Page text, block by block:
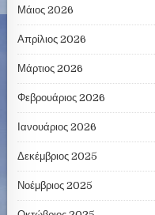
Μάιος 2026
Απρίλιος 2026
Μάρτιος 2026
Φεβρουάριος 2026
Ιανουάριος 2026
Δεκέμβριος 2025
Νοέμβριος 2025